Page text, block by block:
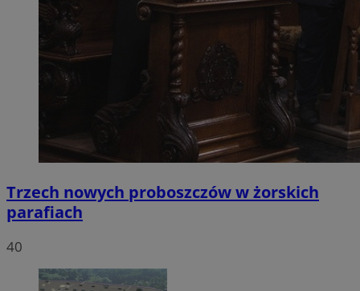
Trzech nowych proboszczów w żorskich
parafiach
40